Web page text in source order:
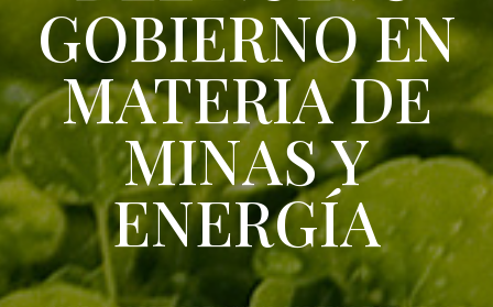
GOBIERNO EN
MATERIA DE
MINAS Y
ENERGÍA